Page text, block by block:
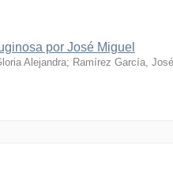
por José Miguel
Alejandra; Ramírez García,